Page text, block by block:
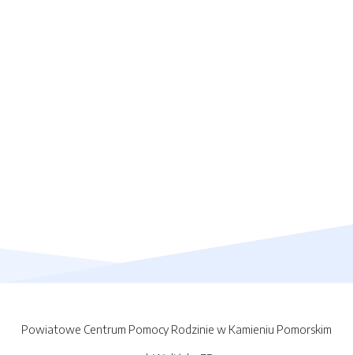
Powiatowe Centrum Pomocy Rodzinie w Kamieniu Pomorskim